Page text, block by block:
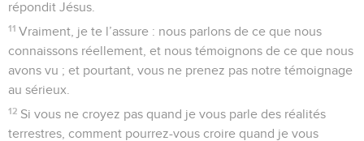
répondit Jésus.
11 Vraiment, je te l’assure : nous parlons de ce que nous
connaissons réellement, et nous témoignons de ce que nous
avons vu ; et pourtant, vous ne prenez pas notre témoignage
au sérieux.
12 Si vous ne croyez pas quand je vous parle des réalités
terrestres, comment pourrez-vous croire quand je vous